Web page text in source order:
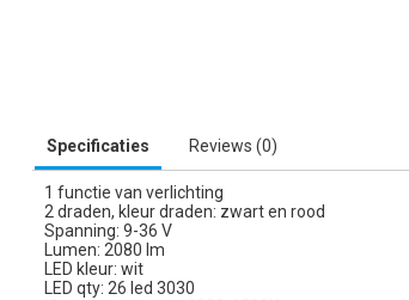
Specificaties Reviews (0)
1 functie van verlichting
2 draden, kleur draden: zwart en rood
Spanning: 9-36 V
Lumen: 2080 lm
LED kleur: wit
LED qty: 26 led 3030